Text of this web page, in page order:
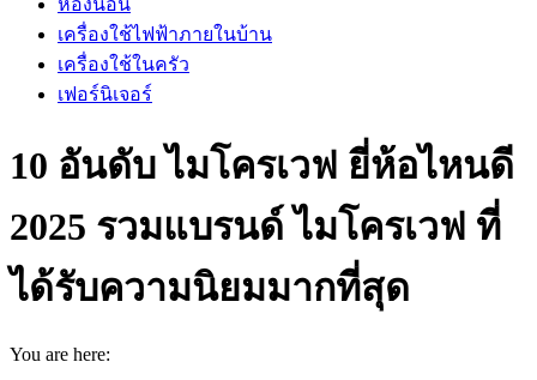
ห้องนอน
เครื่องใช้ไฟฟ้าภายในบ้าน
เครื่องใช้ในครัว
เฟอร์นิเจอร์
10 อันดับ ไมโครเวฟ ยี่ห้อไหนดี
2025 รวมแบรนด์ ไมโครเวฟ ที่
ได้รับความนิยมมากที่สุด
You are here: